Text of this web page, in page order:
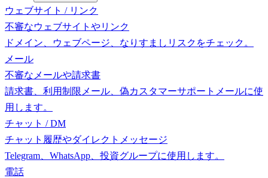
ウェブサイト / リンク
不審なウェブサイトやリンク
ドメイン、ウェブページ、なりすましリスクをチェック。
メール
不審なメールや請求書
請求書、利用制限メール、偽カスタマーサポートメールに使
用します。
チャット / DM
チャット履歴やダイレクトメッセージ
Telegram、WhatsApp、投資グループに使用します。
電話